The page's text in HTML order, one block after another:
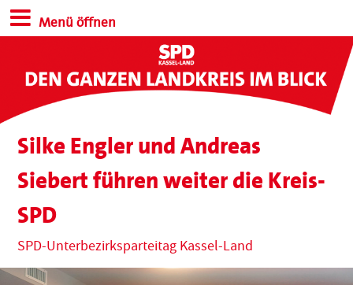
Menü öffnen
Silke Engler und Andreas
Siebert führen weiter die Kreis-
SPD
SPD-Unterbezirksparteitag Kassel-Land